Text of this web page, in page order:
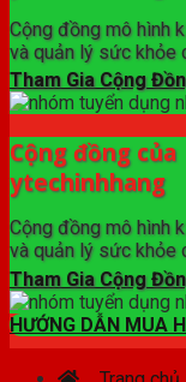
Cộng đồng mô hình
và quản lý sức khỏe
Tham Gia Cộng
Cộng đồng của
ytechinhhang
Cộng đồng mô hình
và quản lý sức khỏe
Tham Gia Cộng
HƯỚNG DẪN MUA